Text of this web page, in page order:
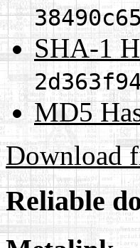
SHA-1
MD5
Download
Reliable